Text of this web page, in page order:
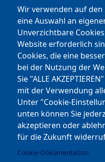
Wir verwenden auf den
eine Auswahl an
Unverzichtbare
Website erforderlich
Cookies, die eine
bei der Nutzung der
Sie "ALLE
mit der Verwendung
Unter "Cookie-
unten können Sie
akzeptieren oder
für die Zukunft
Cookie-Dokumentation
Instagram
Facebook
Youtube
Andere
transp. Verwaltung /
Nationaler Plan für
Cookie-Einstellungen
Kontakt